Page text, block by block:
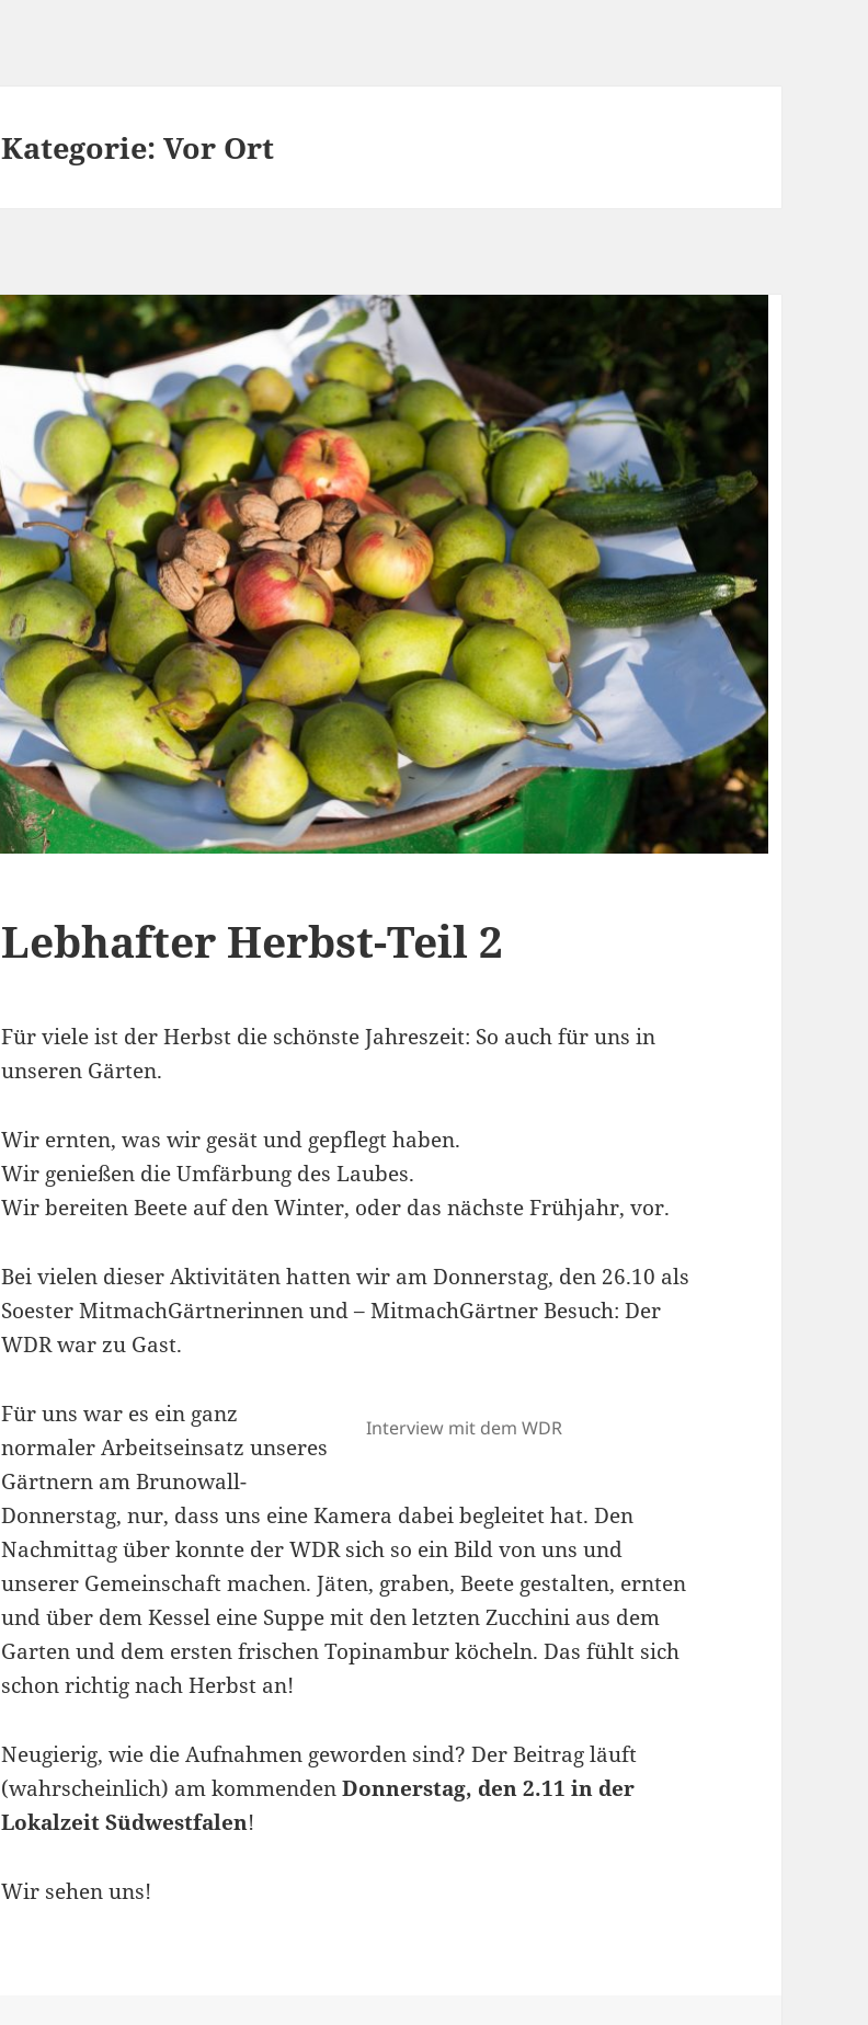
Kategorie:Vor Ort
Lebhafter Herbst-Teil 2
Für viele ist der Herbst die schönste Jahreszeit: So auch für uns in
unseren Gärten.
Wir ernten, was wir gesät und gepflegt haben.
Wir genießen die Umfärbung des Laubes.
Wir bereiten Beete auf den Winter, oder das nächste Frühjahr, vor.
Bei vielen dieser Aktivitäten hatten wir am Donnerstag, den 26.10 als
Soester MitmachGärtnerinnen und – MitmachGärtner Besuch: Der
WDR war zu Gast.
Interview mit dem WDR
Für uns war es ein ganz
normaler Arbeitseinsatz unseres
Gärtnern am Brunowall-
Donnerstag, nur, dass uns eine Kamera dabei begleitet hat. Den
Nachmittag über konnte der WDR sich so ein Bild von uns und
unserer Gemeinschaft machen. Jäten, graben, Beete gestalten, ernten
und über dem Kessel eine Suppe mit den letzten Zucchini aus dem
Garten und dem ersten frischen Topinambur köcheln. Das fühlt sich
schon richtig nach Herbst an!
Neugierig, wie die Aufnahmen geworden sind? Der Beitrag läuft
(wahrscheinlich) am kommendenDonnerstag, den 2.11 in der
Lokalzeit Südwestfalen!
Wir sehen uns!